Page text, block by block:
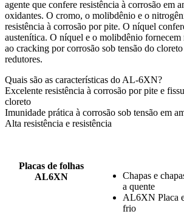
agente que confere resistência à corrosão em
oxidantes. O cromo, o molibdênio e o
resistência à corrosão por pite. O níquel
austenítica. O níquel e o molibdênio fornecem
ao cracking por corrosão sob tensão do
redutores.
Quais são as características do AL-6XN?
Excelente resistência à corrosão por pite e
cloreto
Imunidade prática à corrosão sob tensão em
Alta resistência e resistência
Placas de folhas
AL6XN
Chapas e
a quente
AL6XN Placa
frio